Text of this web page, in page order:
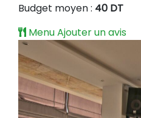
Budget moyen : 40 DT
MenuAjouter un avis